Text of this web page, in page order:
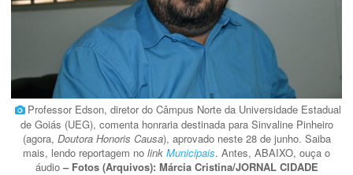
Professor Edson, diretor do Câmpus Norte da Universidade Estadual
de Goiás (UEG), comenta honraria destinada para Sinvaline Pinheiro
(agora, Doutora Honoris Causa), aprovado neste 28 de junho. Saiba
mais, lendo reportagem no link Municipais. Antes, ABAIXO, ouça o
áudio – Fotos (Arquivos): Márcia Cristina/JORNAL CIDADE